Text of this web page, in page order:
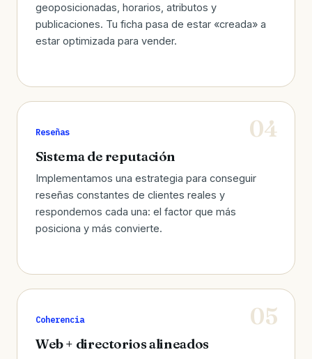
geoposicionadas, horarios, atributos y
publicaciones. Tu ficha pasa de estar «creada» a
estar optimizada para vender.
Reseñas
Sistema de reputación
Implementamos una estrategia para conseguir
reseñas constantes de clientes reales y
respondemos cada una: el factor que más
posiciona y más convierte.
Coherencia
Web + directorios alineados